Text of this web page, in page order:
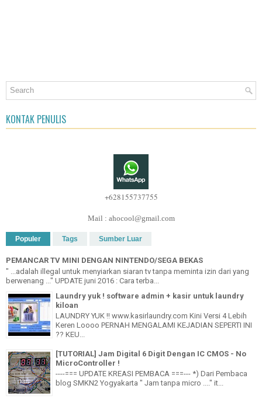
KONTAK PENULIS
+628155737755
Mail : ahocool@gmail.com
Populer Tags Sumber Luar
PEMANCAR TV MINI DENGAN NINTENDO/SEGA BEKAS
" ...adalah illegal untuk menyiarkan siaran tv tanpa meminta izin dari yang
berwenang ..." UPDATE juni 2016 : Cara terba...
Laundry yuk ! software admin + kasir untuk laundry
kiloan
LAUNDRY YUK !! www.kasirlaundry.com Kini Versi 4 Lebih
Keren Loooo PERNAH MENGALAMI KEJADIAN SEPERTI INI
?? KEU...
[TUTORIAL] Jam Digital 6 Digit Dengan IC CMOS - No
MicroController !
----=== UPDATE KREASI PEMBACA ===--- *) Dari Pembaca
blog SMKN2 Yogyakarta " Jam tanpa micro ...." it...